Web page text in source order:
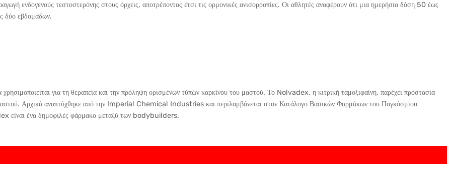
ενδογενούς τεστοστερόνης στους όρχεις, αποτρέποντας έτσι τις ορμονικές ανισορροπίες. Οι αθλητές αναφέρουν ότι μια ημερήσια δόση 50 έως
δύο εβδομάδων.
για τη θεραπεία και την πρόληψη ορισμένων τύπων καρκίνου του μαστού. Το Nolvadex, η κιτρική ταμοξιφαίνη, παρέχει προστασία
μαστού. Αρχικά αναπτύχθηκε από την Imperial Chemical Industries και περιλαμβάνεται στον Κατάλογο Βασικών Φαρμάκων του Παγκόσμιου
είναι ένα δημοφιλές φάρμακο μεταξύ των bodybuilders.